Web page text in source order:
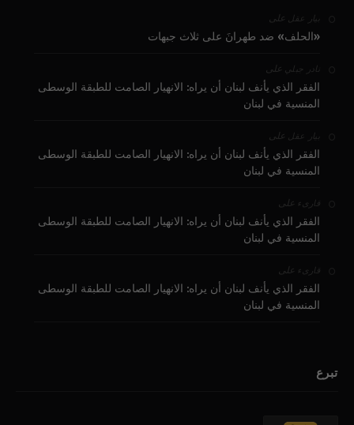
بيار عقل على
«الحلف» ضد طهرانَ على ثلاث جبهات
نادر جبلي على
الفقر الذي يأنف لبنان أن يراه: الانهيار الصامت للطبقة الوسطى
المنسية في لبنان
بيار عقل على
الفقر الذي يأنف لبنان أن يراه: الانهيار الصامت للطبقة الوسطى
المنسية في لبنان
قارىء على
الفقر الذي يأنف لبنان أن يراه: الانهيار الصامت للطبقة الوسطى
المنسية في لبنان
قارىء على
الفقر الذي يأنف لبنان أن يراه: الانهيار الصامت للطبقة الوسطى
المنسية في لبنان
تبرع